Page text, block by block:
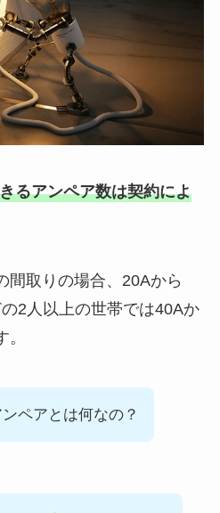
るアンペア数は契約によ
間取りの場合、20Aから
2人以上の世帯では40Aか
ペアとは何なの？